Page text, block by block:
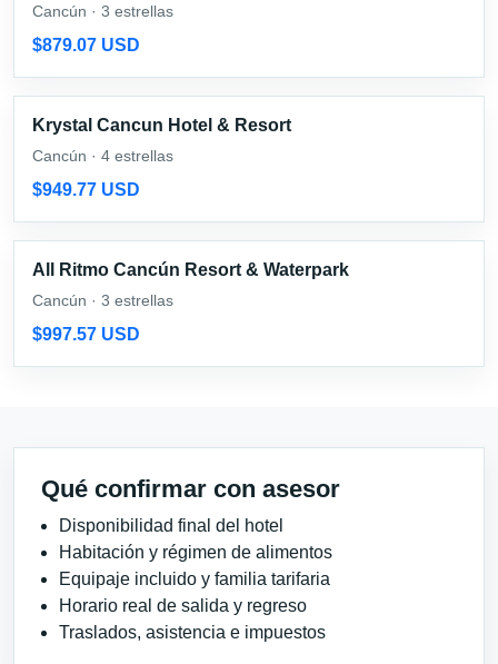
Cancún · 3 estrellas
$879.07 USD
Krystal Cancun Hotel & Resort
Cancún · 4 estrellas
$949.77 USD
All Ritmo Cancún Resort & Waterpark
Cancún · 3 estrellas
$997.57 USD
Qué confirmar con asesor
Disponibilidad final del hotel
Habitación y régimen de alimentos
Equipaje incluido y familia tarifaria
Horario real de salida y regreso
Traslados, asistencia e impuestos